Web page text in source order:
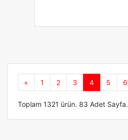
« Önceki
1 2 3 4 5 6
Toplam 1321 ürün. 83 Adet Sayfa.